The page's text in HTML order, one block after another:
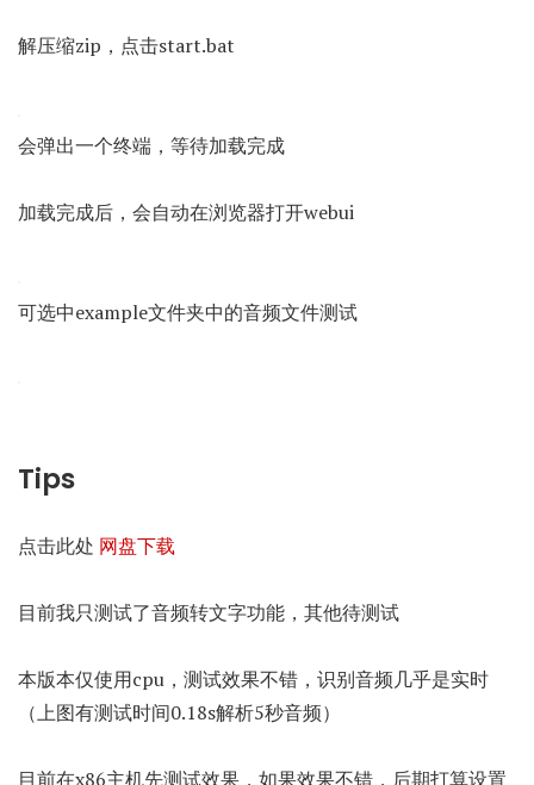
解压缩zip，点击start.bat
会弹出一个终端，等待加载完成
加载完成后，会自动在浏览器打开webui
可选中example文件夹中的音频文件测试
Tips
点击此处 网盘下载
目前我只测试了音频转文字功能，其他待测试
本版本仅使用cpu，测试效果不错，识别音频几乎是实时
（上图有测试时间0.18s解析5秒音频）
目前在x86主机先测试效果，如果效果不错，后期打算设置